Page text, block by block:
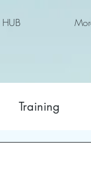
Training